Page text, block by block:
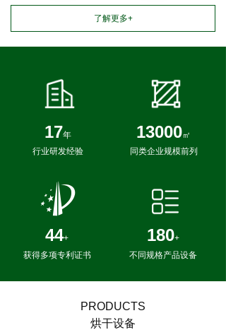
了解更多+
17年
行业研发经验
13000㎡
同类企业规模前列
44+
获得多项专利证书
180+
不同规格产品设备
PRODUCTS
烘干设备